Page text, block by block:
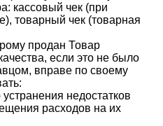
кассовый чек (при
товарный чек (товарная
продан Товар
если это не было
вправе по своему
недостатков
расходов на их